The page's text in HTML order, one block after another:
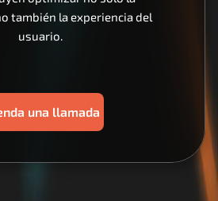
también la experiencia del
usuario.
una llamada